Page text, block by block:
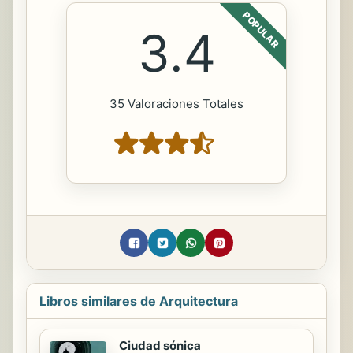
POPULAR
3.4
35 Valoraciones Totales
Libros similares de Arquitectura
Ciudad sónica